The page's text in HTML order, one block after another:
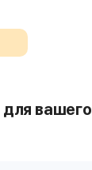
вашего